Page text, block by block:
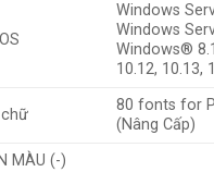
Windows
Windows
Windows®
10.12, 10.13,
80 fonts for
(Nâng Cấp)
MÀU (-)